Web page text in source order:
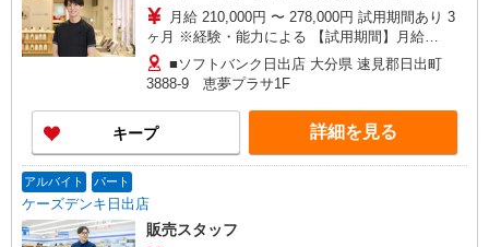
月給 210,000円 〜 278,000円 試用期間あり 3
ヶ月 ※経験・能力による 【試用期間】月給
210000 円 〜 230000 円
■ソフトバンク日出店 大分県 速見郡日出町
3888‐9 恵夢プラサ1F
キープ 詳細を見る
アルバイト パート
ケーズデンキ日出店
販売スタッフ